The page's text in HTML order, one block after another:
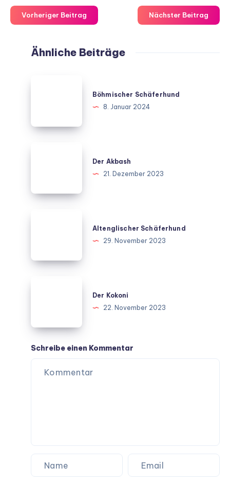
Vorheriger Beitrag Nächster Beitrag
Ähnliche Beiträge
Böhmischer Schäferhund
8. Januar 2024
Der Akbash
21. Dezember 2023
Altenglischer Schäferhund
29. November 2023
Der Kokoni
22. November 2023
Schreibe einen Kommentar